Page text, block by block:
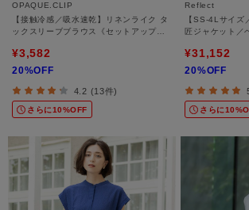
OPAQUE.CLIP
【接触冷感／吸水速乾】リネンライク タ
ックスリーブブラウス《セットアップ対
¥3,582
20%OFF
4.2 (13件)
さらに10%OFF
Reflect
【SS-4Lサイズ
匠ジャケット／
¥31,152
20%OFF
さらに